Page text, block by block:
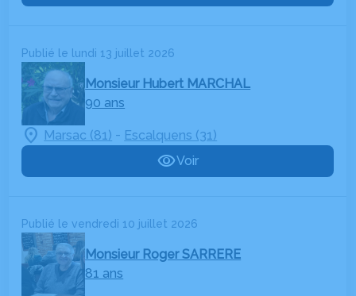
Publié le lundi 13 juillet 2026
Monsieur Hubert MARCHAL
90 ans
Marsac (81) - Escalquens (31)
Voir
Publié le vendredi 10 juillet 2026
Monsieur Roger SARRERE
81 ans